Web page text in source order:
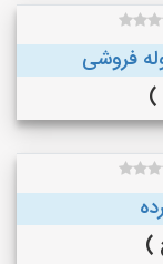
فروشی